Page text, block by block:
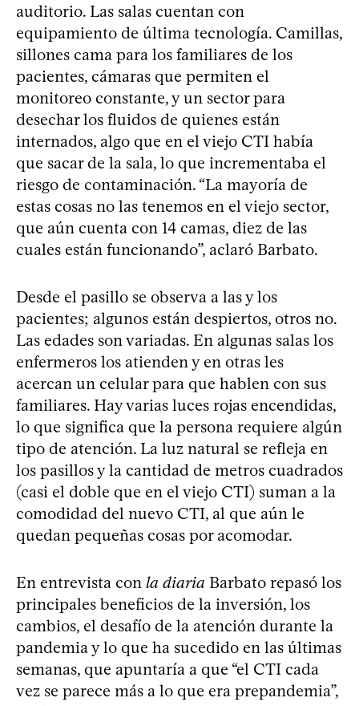
auditorio. Las salas cuentan con
equipamiento de última tecnología. Camillas,
sillones cama para los familiares de los
pacientes, cámaras que permiten el
monitoreo constante, y un sector para
desechar los fluidos de quienes están
internados, algo que en el viejo CTI había
que sacar de la sala, lo que incrementaba el
riesgo de contaminación. “La mayoría de
estas cosas no las tenemos en el viejo sector,
que aún cuenta con 14 camas, diez de las
cuales están funcionando”, aclaró Barbato.
Desde el pasillo se observa a las y los
pacientes; algunos están despiertos, otros no.
Las edades son variadas. En algunas salas los
enfermeros los atienden y en otras les
acercan un celular para que hablen con sus
familiares. Hay varias luces rojas encendidas,
lo que significa que la persona requiere algún
tipo de atención. La luz natural se refleja en
los pasillos y la cantidad de metros cuadrados
(casi el doble que en el viejo CTI) suman a la
comodidad del nuevo CTI, al que aún le
quedan pequeñas cosas por acomodar.
En entrevista con la diaria Barbato repasó los
principales beneficios de la inversión, los
cambios, el desafío de la atención durante la
pandemia y lo que ha sucedido en las últimas
semanas, que apuntaría a que “el CTI cada
vez se parece más a lo que era prepandemia”,